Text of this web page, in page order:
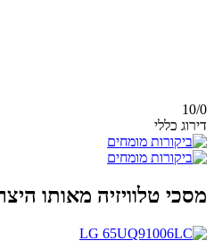
10/0
דירוג כללי
מסכי טלוויזיה מאותו